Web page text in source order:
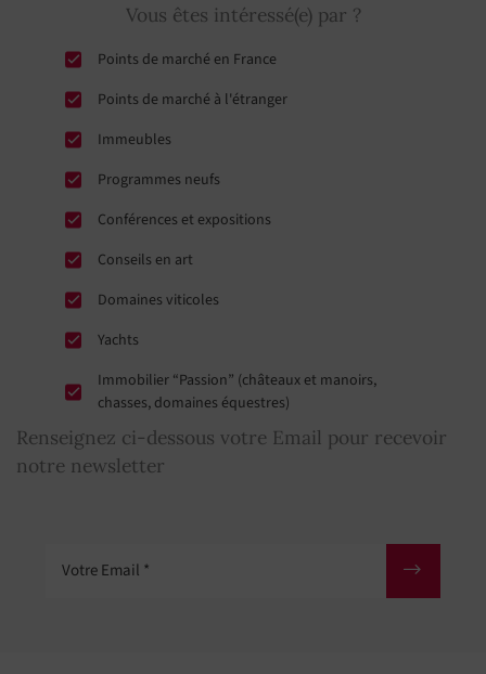
Vous êtes intéressé(e) par ?
Points de marché en France
Points de marché à l'étranger
Immeubles
Programmes neufs
Conférences et expositions
Conseils en art
Domaines viticoles
Yachts
Immobilier “Passion” (châteaux et manoirs,
chasses, domaines équestres)
Renseignez ci-dessous votre Email pour recevoir
notre newsletter